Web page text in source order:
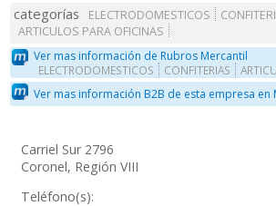
categorías ELECTRODOMESTICOS
ARTICULOS PARA OFICINAS
Ver mas información de Rubros Mercantil
ELECTRODOMESTICOS CONFITERIAS
Ver mas información B2B de esta empresa en
Carriel Sur 2796
Coronel, Región VIII
Teléfono(s):